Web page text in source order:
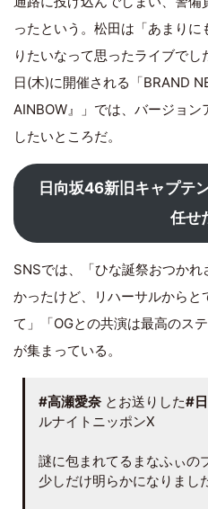
ったという。松田は「あまり
りたいなって思ったライブで
日(木)に開催される「BRAND
AINBOW』」では、バージョ
したいところだ。
日向坂46新旧キャプテ
任せ
SNSでは、「ひな誕祭おつか
かったけど、リハーサルからと
て」「OGとの共演は最高のス
が集まっている。
#高瀬愛奈 とお送りした#
ルナイトニッポンX
謎に包まれてるまなふぃの
少しだけ明らかになりまし